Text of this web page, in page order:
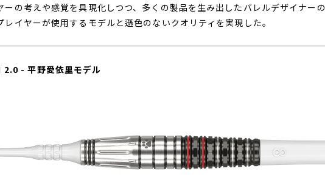
ーの考えや感覚を具現化しつつ、多くの製品を生み出したバレルデザイナーの
レイヤーが使用するモデルと遜色のないクオリティを実現した。
2.0 - 平野愛依里モデル